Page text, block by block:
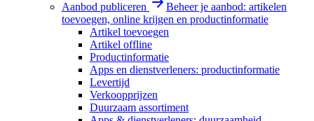
Aanbod publiceren
Beheer je aanbod: artikelen
toevoegen, online krijgen en productinformatie
Artikel toevoegen
Artikel offline
Productinformatie
Apps en dienstverleners: productinformatie
Levertijd
Verkoopprijzen
Duurzaam assortiment